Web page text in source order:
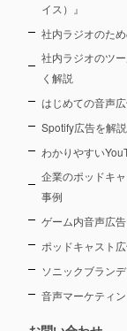
イス）』
社内ラジオのた
社内ラジオのツ
く解説
はじめての音声
Spotify広告を解
わかりやすい
企業のポッドキ
事例
ゲーム内音声広
ポッドキャスト
ソニックブラン
音声マーケティ